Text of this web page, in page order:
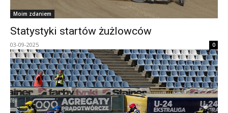
Moim zdaniem
Statystyki startów żużlowców
03-09-2025 0